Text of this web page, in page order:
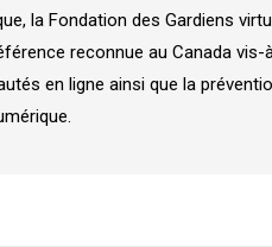
la Fondation des Gardiens
reconnue au Canada
en ligne ainsi que la